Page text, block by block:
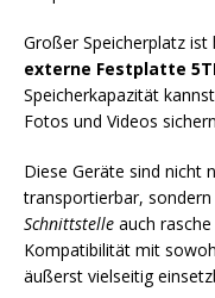
Großer Speicherplatz
externe Festplatte
Speicherkapazität
Fotos und Videos
Diese Geräte sind nicht
transportierbar,
Schnittstelle auch
Kompatibilität mit
äußerst vielseitig